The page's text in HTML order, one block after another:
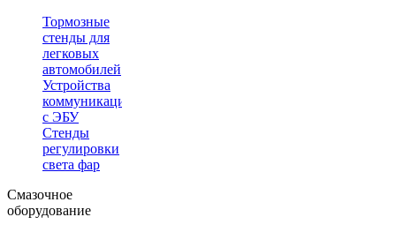
Тормозные
стенды для
легковых
автомобилей
Устройства
коммуникации
с ЭБУ
Стенды
регулировки
света фар
Смазочное
оборудование